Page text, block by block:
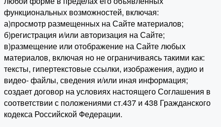
функциональных возможностей, включая:
а)просмотр размещенных на Сайте материалов;
б)регистрация и/или авторизация на Сайте;
в)размещение или отображение на Сайте любых
материалов, включая но не ограничиваясь такими как:
тексты, гипертекстовые ссылки, изображения, аудио и
видео- файлы, сведения и/или иная информация;
создает договор на условиях настоящего Соглашения в
соответствии с положениями ст.437 и 438 Гражданского
кодекса Российской Федерации.